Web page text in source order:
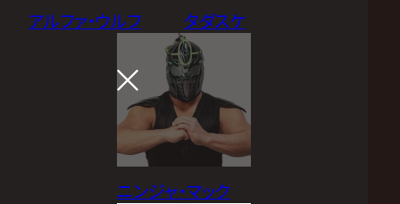
アルファ・ウルフ タダスケ
ニンジャ・マック